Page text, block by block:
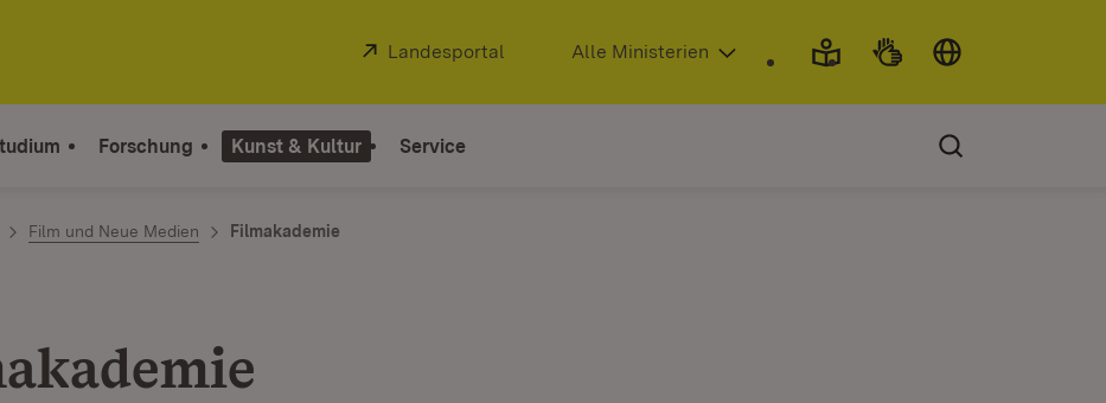
Extern:
Landesportal (Öffnet in neuem Fenster)
Alle Ministerien
Forschung Kunst & Kultur Service
Film und Neue Medien Filmakademie